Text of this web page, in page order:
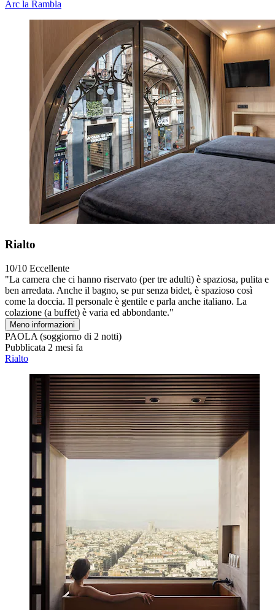
Arc la Rambla
Rialto
10/10 Eccellente
"La camera che ci hanno riservato (per tre adulti) è spaziosa, pulita e
ben arredata. Anche il bagno, se pur senza bidet, è spazioso così
come la doccia. Il personale è gentile e parla anche italiano. La
colazione (a buffet) è varia ed abbondante."
Meno informazioni
PAOLA (soggiorno di 2 notti)
Pubblicata 2 mesi fa
Rialto